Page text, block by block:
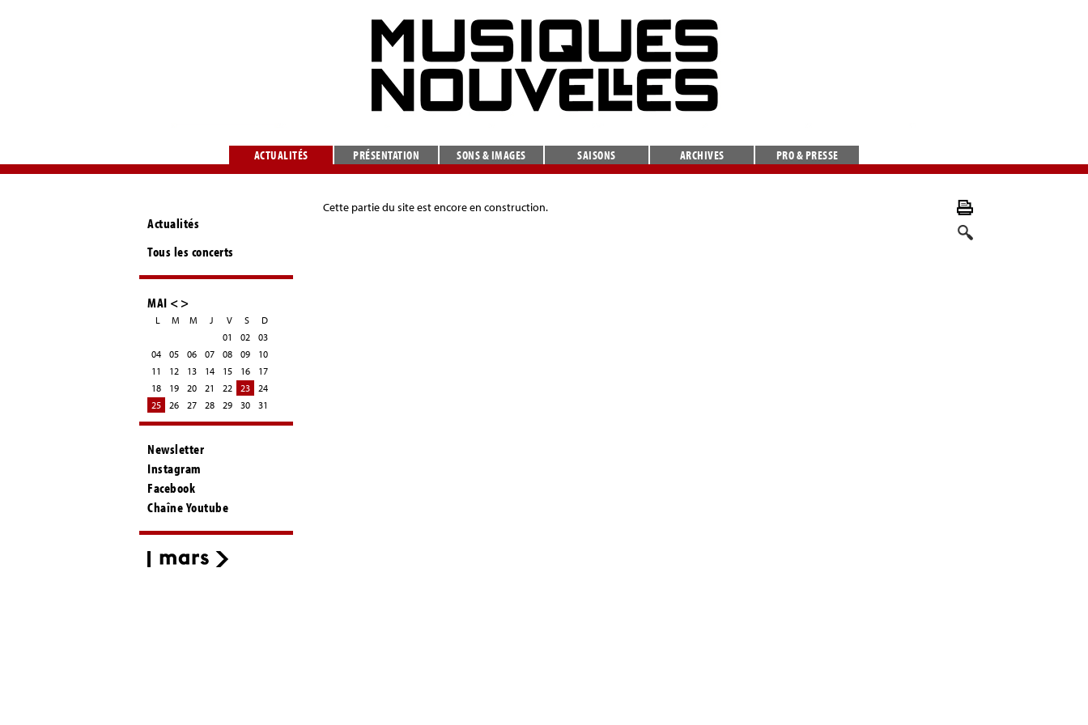
ACTUALITÉS PRÉSENTATION SONS & IMAGES SAISONS ARCHIVES PRO & PRESSE
Actualités
Tous les concerts
MAI <>
L M M J V S
D
01
02
03
04
05 06 07 08 09
10
11
12 13 14 15 16
17
18
19 20 21 22 23
24
25
26 27 28 29 30 31
Newsletter
Instagram
Facebook
Chaîne Youtube
Cette partie du site est encore en construction.